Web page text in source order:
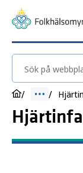
Sök på